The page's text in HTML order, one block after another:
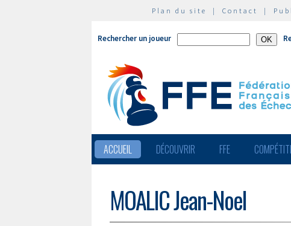
Plan du site | Contact |
Rechercher un joueur
ACCUEIL DÉCOUVRIR FFE
MOALIC Jean-Noel